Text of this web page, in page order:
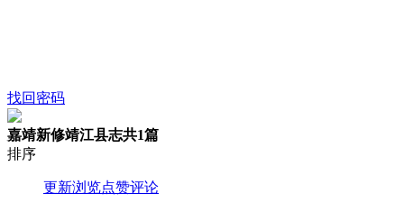
找回密码
嘉靖新修靖江县志共1篇
排序
更新浏览点赞评论